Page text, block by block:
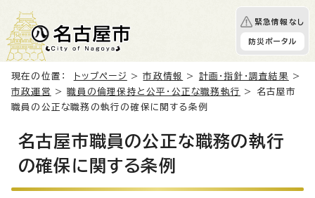
緊急情報なし
防災ポータル
現在の位置： トップページ >市政情報 > 計画・指針・調査結果
>
市政運営
>職員の倫理保持と公平・公正な職務執行
> 名古屋市
職員の公正な職務の執行の確保に関する条例
名古屋市職員の公正な職務の執行
の確保に関する条例